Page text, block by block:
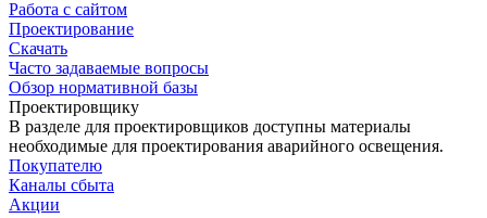
Работа с сайтом
Проектирование
Скачать
Часто задаваемые вопросы
Обзор нормативной базы
Проектировщику
В разделе для проектировщиков доступны материалы
необходимые для проектирования аварийного освещения.
Покупателю
Каналы сбыта
Акции